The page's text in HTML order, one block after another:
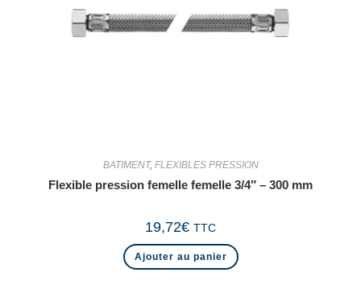
BATIMENT, FLEXIBLES PRESSION
Flexible pression femelle femelle 3/4″ – 300 mm
19,72€ TTC
Ajouter au panier